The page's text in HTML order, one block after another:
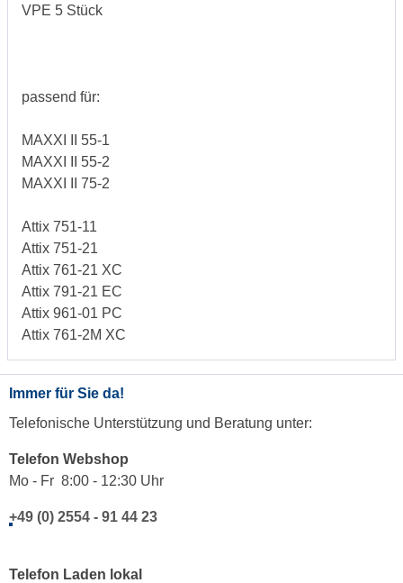
VPE 5 Stück
passend für:
MAXXI II 55-1
MAXXI II 55-2
MAXXI II 75-2
Attix 751-11
Attix 751-21
Attix 761-21 XC
Attix 791-21 EC
Attix 961-01 PC
Attix 761-2M XC
Immer für Sie da!
Telefonische Unterstützung und Beratung unter:
Telefon Webshop
Mo - Fr 8:00 - 12:30 Uhr
+49 (0) 2554 - 91 44 23
Telefon Laden lokal